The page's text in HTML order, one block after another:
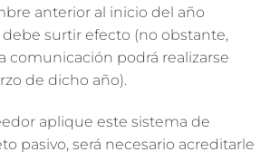
anterior al inicio del año
surtir efecto (no obstante,
comunicación podrá realizarse
de dicho año).
aplique este sistema de
pasivo, será necesario acreditarle